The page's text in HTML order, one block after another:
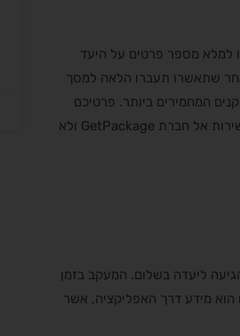
למלא מספר פרטים על היעד
שתאשרו תעברו הלאה למסך
המחמירים ביותר. פרטיכם
יישארו שמורים, כאשר לשליחים או ללקוחות אחרים אין כלל גישה למאגר זה. התשלום מועבר ישירות אל חברת GetPackage ולא
ליעדה בשלום. המעקב בזמן
הוא מידע דרך האפליקציה, אשר